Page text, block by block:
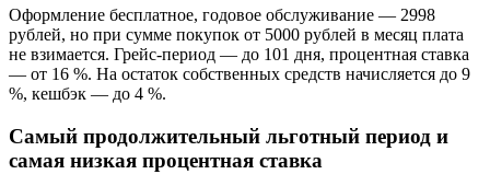
Оформление бесплатное, годовое обслуживание — 2998
рублей, но при сумме покупок от 5000 рублей в месяц плата
не взимается. Грейс-период — до 101 дня, процентная ставка
— от 16 %. На остаток собственных средств начисляется до 9
%, кешбэк — до 4 %.
Самый продолжительный льготный период и
самая низкая процентная ставка